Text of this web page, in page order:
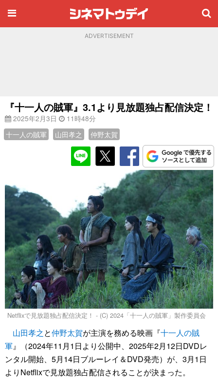
ADVERTISEMENT
『十一人の賊軍』3.1より見放題独占配信決定！
2025年2月3日
11時48分
十一人の賊軍
山田孝之 仲野太賀
Netflixで見放題独占配信決定！ - (C) 2024「十一人の賊軍」製作委員会
山田孝之と仲野太賀が主演を務める映画『十一人の賊
軍』（2024年11月1日より公開中、2025年2月12日DVDレ
ンタル開始、5月14日ブルーレイ＆DVD発売）が、3月1日
よりNetflixで見放題独占配信されることが決まった。